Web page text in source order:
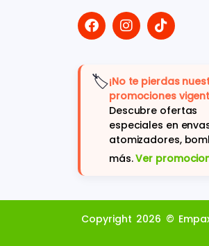
🏷️¡No te pierdas
promociones
Descubre ofertas
especiales en
atomizadores,
más.Ver
Copyright 2026 ©